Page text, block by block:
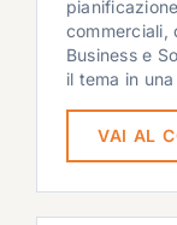
commerciali,
Business e
il tema in
VAI AL